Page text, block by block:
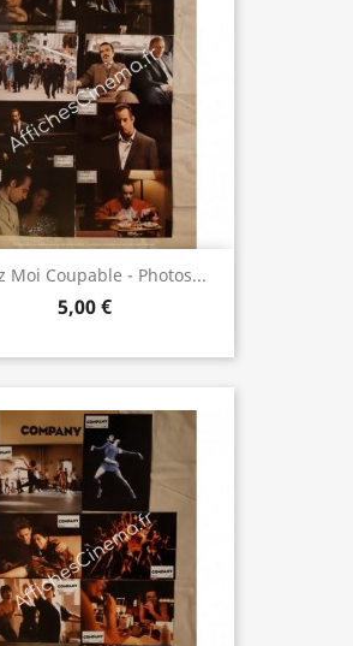
Moi Coupable - Photos...
5,00 €